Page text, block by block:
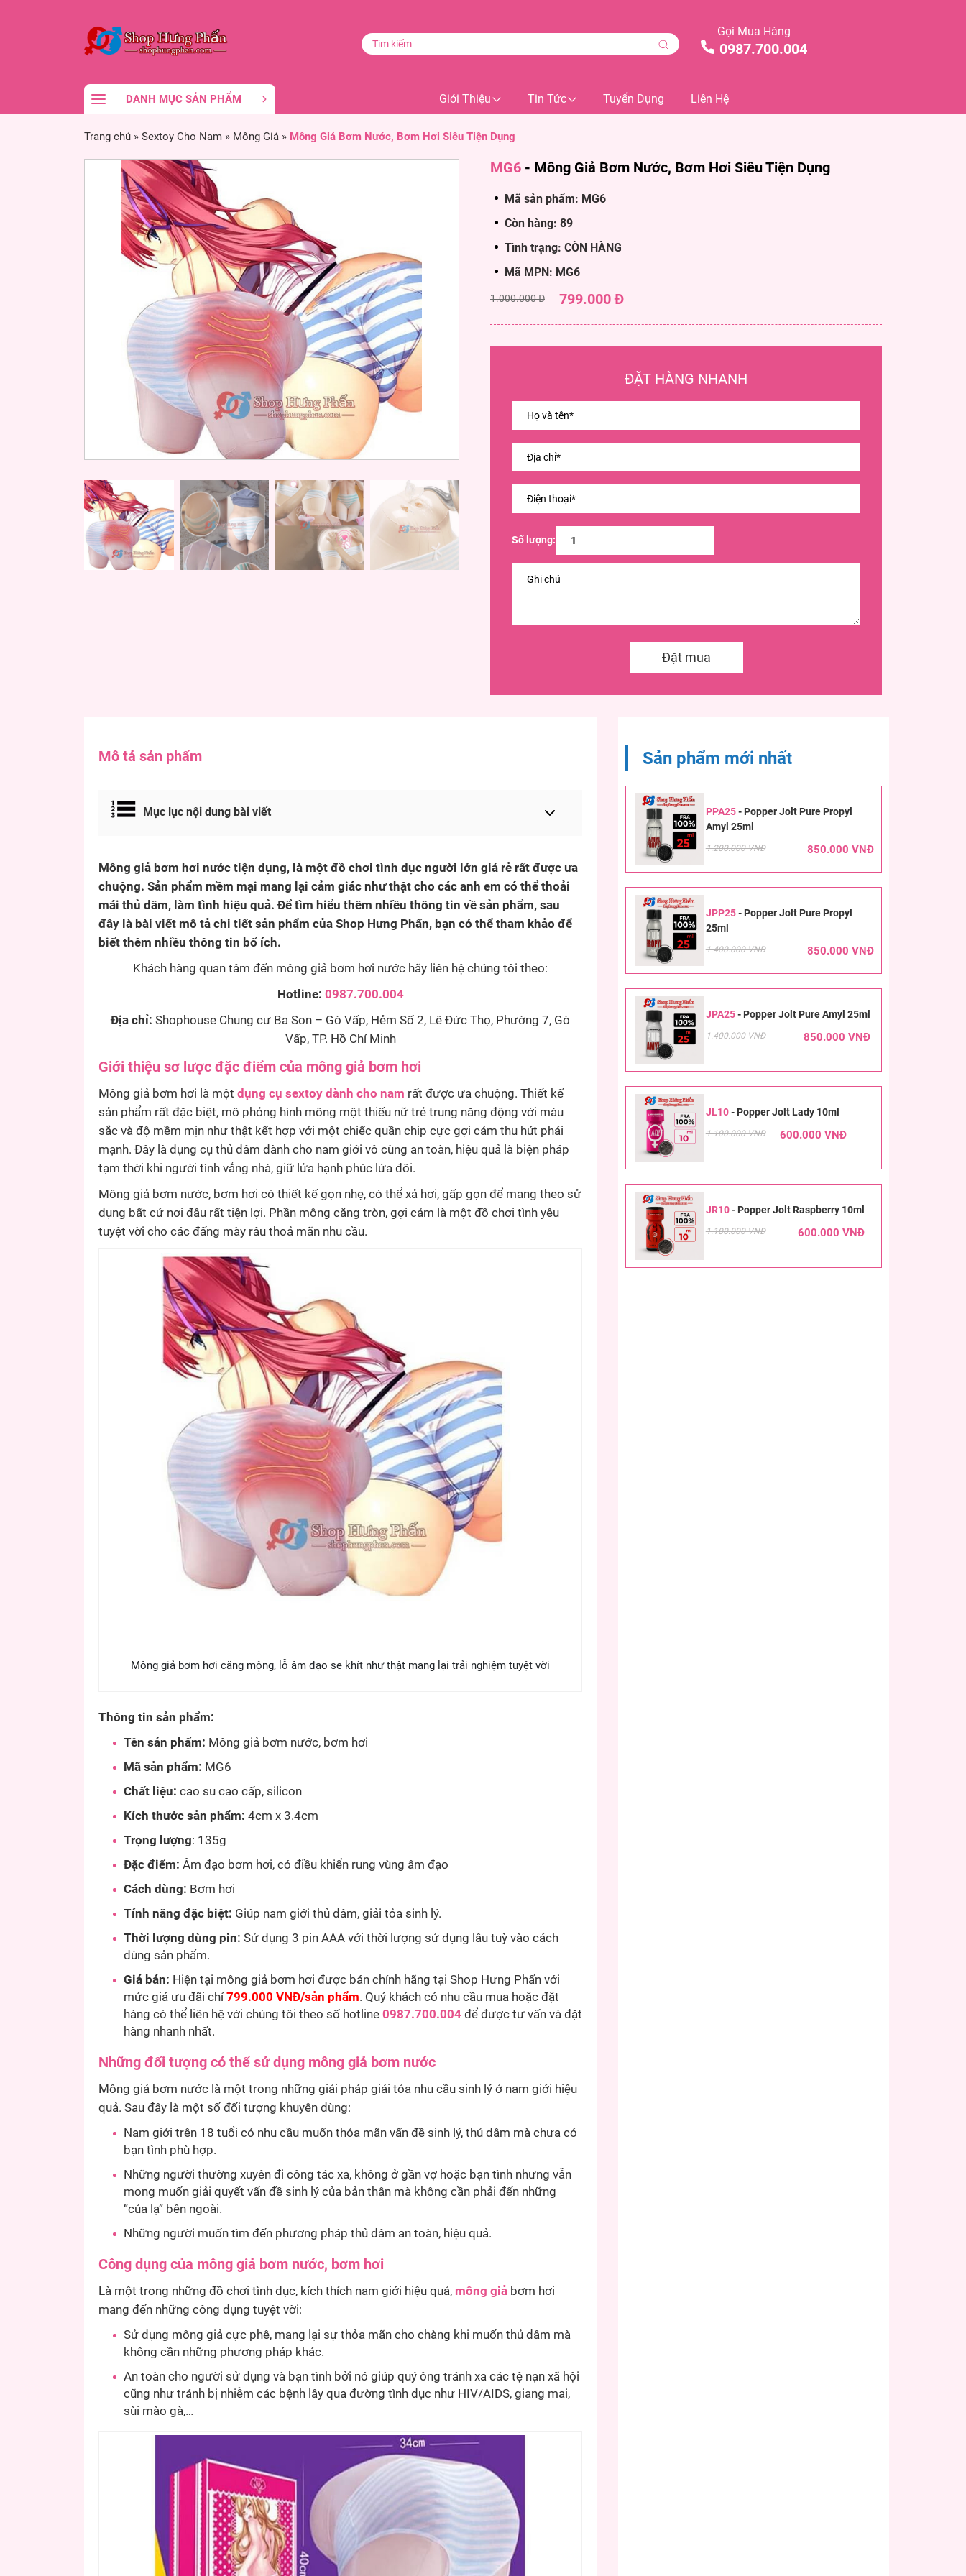
Gọi Mua Hàng
0987.700.004
DANH MỤC SẢN PHẨM Giới Thiệu Tin Tức Tuyển Dụng Liên Hệ
Trang chủ » Sextoy Cho Nam » Mông Giả » Mông Giả Bơm Nước, Bơm Hơi Siêu Tiện Dụng
MG6 - Mông Giả Bơm Nước, Bơm Hơi Siêu Tiện Dụng
Mã sản phẩm: MG6
Còn hàng: 89
Tình trạng: CÒN HÀNG
Mã MPN: MG6
1.000.000 Đ 799.000 Đ
ĐẶT HÀNG NHANH
Số lượng:
Đặt mua
Mô tả sản phẩm
Mục lục nội dung bài viết
Mông giả bơm hơi nước tiện dụng, là một đồ chơi tình dục người lớn giá rẻ rất được ưa
chuộng. Sản phẩm mềm mại mang lại cảm giác như thật cho các anh em có thể thoải
mái thủ dâm, làm tình hiệu quả. Để tìm hiểu thêm nhiều thông tin về sản phẩm, sau
đây là bài viết mô tả chi tiết sản phẩm của Shop Hưng Phấn, bạn có thể tham khảo để
biết thêm nhiều thông tin bổ ích.
Khách hàng quan tâm đến mông giả bơm hơi nước hãy liên hệ chúng tôi theo:
Hotline: 0987.700.004
Địa chỉ: Shophouse Chung cư Ba Son – Gò Vấp, Hẻm Số 2, Lê Đức Thọ, Phường 7, Gò
Vấp, TP. Hồ Chí Minh
Giới thiệu sơ lược đặc điểm của mông giả bơm hơi
Mông giả bơm hơi là một dụng cụ sextoy dành cho nam rất được ưa chuộng. Thiết kế
sản phẩm rất đặc biệt, mô phỏng hình mông một thiếu nữ trẻ trung năng động với màu
sắc và độ mềm mịn như thật kết hợp với một chiếc quần chip cực gợi cảm thu hút phái
mạnh. Đây là dụng cụ thủ dâm dành cho nam giới vô cùng an toàn, hiệu quả là biện pháp
tạm thời khi người tình vắng nhà, giữ lửa hạnh phúc lứa đôi.
Mông giả bơm nước, bơm hơi có thiết kế gọn nhẹ, có thể xả hơi, gấp gọn để mang theo sử
dụng bất cứ nơi đâu rất tiện lợi. Phần mông căng tròn, gợi cảm là một đồ chơi tình yêu
tuyệt vời cho các đấng mày râu thoả mãn nhu cầu.
Mông giả bơm hơi căng mộng, lỗ âm đạo se khít như thật mang lại trải nghiệm tuyệt vời
Thông tin sản phẩm:
Tên sản phẩm: Mông giả bơm nước, bơm hơi
Mã sản phẩm: MG6
Chất liệu: cao su cao cấp, silicon
Kích thước sản phẩm: 4cm x 3.4cm
Trọng lượng: 135g
Đặc điểm: Âm đạo bơm hơi, có điều khiển rung vùng âm đạo
Cách dùng: Bơm hơi
Tính năng đặc biệt: Giúp nam giới thủ dâm, giải tỏa sinh lý.
Thời lượng dùng pin: Sử dụng 3 pin AAA với thời lượng sử dụng lâu tuỳ vào cách
dùng sản phẩm.
Giá bán: Hiện tại mông giả bơm hơi được bán chính hãng tại Shop Hưng Phấn với
mức giá ưu đãi chỉ 799.000 VNĐ/sản phẩm. Quý khách có nhu cầu mua hoặc đặt
hàng có thể liên hệ với chúng tôi theo số hotline 0987.700.004 để được tư vấn và đặt
hàng nhanh nhất.
Những đối tượng có thể sử dụng mông giả bơm nước
Mông giả bơm nước là một trong những giải pháp giải tỏa nhu cầu sinh lý ở nam giới hiệu
quả. Sau đây là một số đối tượng khuyên dùng:
Nam giới trên 18 tuổi có nhu cầu muốn thỏa mãn vấn đề sinh lý, thủ dâm mà chưa có
bạn tình phù hợp.
Những người thường xuyên đi công tác xa, không ở gần vợ hoặc bạn tình nhưng vẫn
mong muốn giải quyết vấn đề sinh lý của bản thân mà không cần phải đến những
“của lạ” bên ngoài.
Những người muốn tìm đến phương pháp thủ dâm an toàn, hiệu quả.
Công dụng của mông giả bơm nước, bơm hơi
Là một trong những đồ chơi tình dục, kích thích nam giới hiệu quả, mông giả bơm hơi
mang đến những công dụng tuyệt vời:
Sử dụng mông giả cực phê, mang lại sự thỏa mãn cho chàng khi muốn thủ dâm mà
không cần những phương pháp khác.
An toàn cho người sử dụng và bạn tình bởi nó giúp quý ông tránh xa các tệ nạn xã hội
cũng như tránh bị nhiễm các bệnh lây qua đường tình dục như HIV/AIDS, giang mai,
sùi mào gà,…
Sản phẩm mới nhất
PPA25- Popper Jolt Pure Propyl
Amyl 25ml
1.200.000 VNĐ 850.000 VNĐ
JPP25- Popper Jolt Pure Propyl
25ml
1.400.000 VNĐ 850.000 VNĐ
JPA25- Popper Jolt Pure Amyl 25ml
1.400.000 VNĐ 850.000 VNĐ
JL10- Popper Jolt Lady 10ml
1.100.000 VNĐ 600.000 VNĐ
JR10- Popper Jolt Raspberry 10ml
1.100.000 VNĐ 600.000 VNĐ